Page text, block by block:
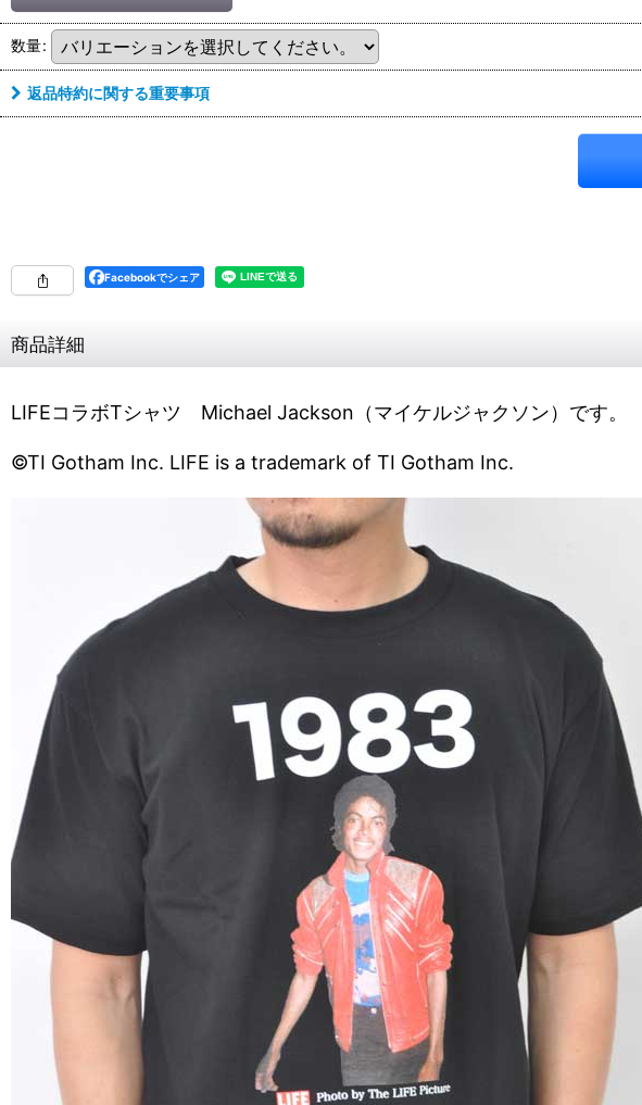
数量:
返品特約に関する重要事項
Facebookでシェア
商品詳細
LIFEコラボTシャツ Michael Jackson（マイケルジャクソン）です。
©TI Gotham Inc. LIFE is a trademark of TI Gotham Inc.